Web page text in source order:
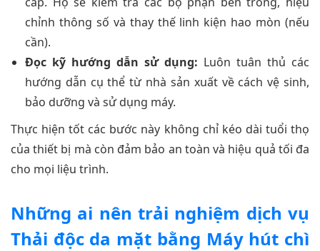
chỉnh thông số và thay thế linh kiện hao mòn (nếu
cần).
Đọc kỹ hướng dẫn sử dụng: Luôn tuân thủ các
hướng dẫn cụ thể từ nhà sản xuất về cách vệ sinh,
bảo dưỡng và sử dụng máy.
Thực hiện tốt các bước này không chỉ kéo dài tuổi thọ
của thiết bị mà còn đảm bảo an toàn và hiệu quả tối đa
cho mọi liệu trình.
Những ai nên trải nghiệm dịch vụ
Thải độc da mặt bằng Máy hút chì